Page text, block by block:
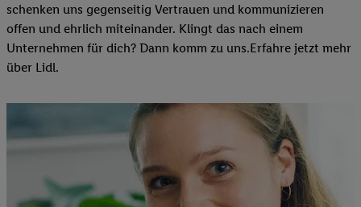
schenken uns gegenseitig Vertrauen und kommunizieren
offen und ehrlich miteinander. Klingt das nach einem
Unternehmen für dich? Dann komm zu uns.​Erfahre jetzt mehr
über Lidl.